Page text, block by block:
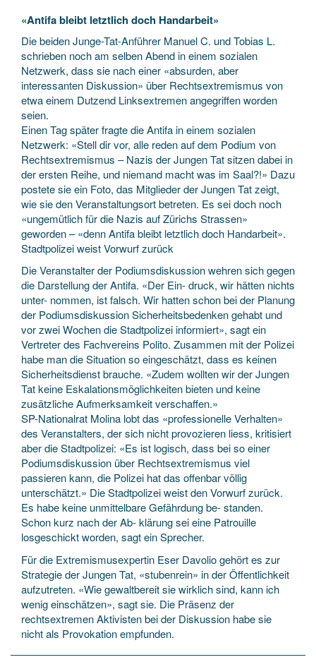
«Antifa bleibt letztlich doch Handarbeit»
Die beiden Junge-Tat-Anführer Manuel C. und Tobias L.
schrieben noch am selben Abend in einem sozialen
Netzwerk, dass sie nach einer «absurden, aber
interessanten Diskussion» über Rechtsextremismus von
etwa einem Dutzend Linksextremen angegriffen worden
seien.
Einen Tag später fragte die Antifa in einem sozialen
Netzwerk: «Stell dir vor, alle reden auf dem Podium von
Rechtsextremismus – Nazis der Jungen Tat sitzen dabei in
der ersten Reihe, und niemand macht was im Saal?!» Dazu
postete sie ein Foto, das Mitglieder der Jungen Tat zeigt,
wie sie den Veranstaltungsort betreten. Es sei doch noch
«ungemütlich für die Nazis auf Zürichs Strassen»
geworden – «denn Antifa bleibt letztlich doch Handarbeit».
Stadtpolizei weist Vorwurf zurück
Die Veranstalter der Podiumsdiskussion wehren sich gegen
die Darstellung der Antifa. «Der Ein- druck, wir hätten nichts
unter- nommen, ist falsch. Wir hatten schon bei der Planung
der Podiumsdiskussion Sicherheitsbedenken gehabt und
vor zwei Wochen die Stadtpolizei informiert», sagt ein
Vertreter des Fachvereins Polito. Zusammen mit der Polizei
habe man die Situation so eingeschätzt, dass es keinen
Sicherheitsdienst brauche. «Zudem wollten wir der Jungen
Tat keine Eskalationsmöglichkeiten bieten und keine
zusätzliche Aufmerksamkeit verschaffen.»
SP-Nationalrat Molina lobt das «professionelle Verhalten»
des Veranstalters, der sich nicht provozieren liess, kritisiert
aber die Stadtpolizei: «Es ist logisch, dass bei so einer
Podiumsdiskussion über Rechtsextremismus viel
passieren kann, die Polizei hat das offenbar völlig
unterschätzt.» Die Stadtpolizei weist den Vorwurf zurück.
Es habe keine unmittelbare Gefährdung be- standen.
Schon kurz nach der Ab- klärung sei eine Patrouille
losgeschickt worden, sagt ein Sprecher.
Für die Extremismusexpertin Eser Davolio gehört es zur
Strategie der Jungen Tat, «stubenrein» in der Öffentlichkeit
aufzutreten. «Wie gewaltbereit sie wirklich sind, kann ich
wenig einschätzen», sagt sie. Die Präsenz der
rechtsextremen Aktivisten bei der Diskussion habe sie
nicht als Provokation empfunden.